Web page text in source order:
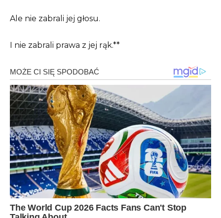
Ale nie zabrali jej głosu.
I nie zabrali prawa z jej rąk.**